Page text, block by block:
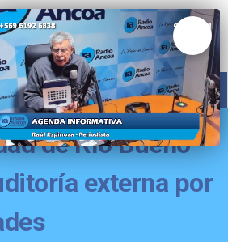
LOCAL DEPORTES
de Río Bueno
externa por